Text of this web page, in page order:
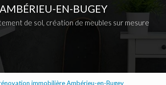
EN-BUGEY
de sol, création de meubles sur mesure
immobilière Ambérieu-en-Bugey